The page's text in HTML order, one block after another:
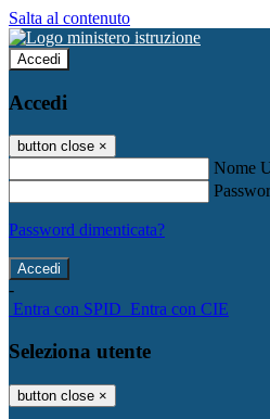
Salta al contenuto
Accedi
Accedi
button close ×
Nome
Password dimenticata?
-
Entra con SPID Entra con CIE
Seleziona utente
button close ×